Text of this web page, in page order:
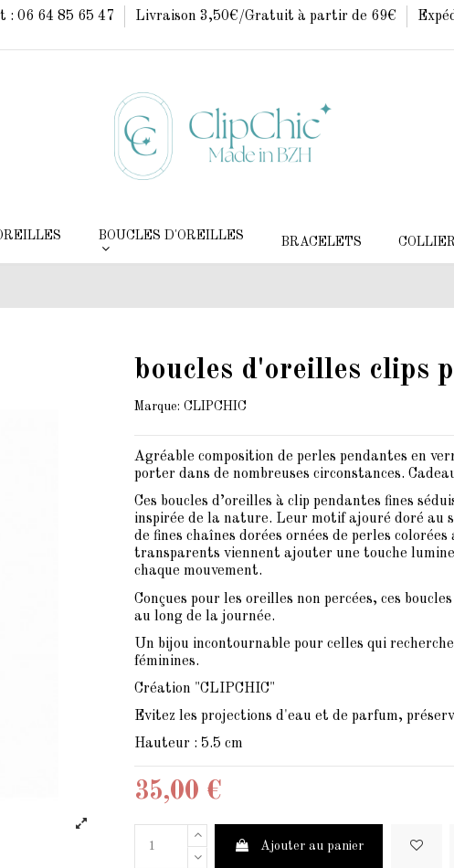
: 06 64 85 65 47 Livraison 3,50€/Gratuit à partir de 69€
BOUCLES D'OREILLES
BRACELETS
boucles d'oreilles clips
Marque: CLIPCHIC
Agréable composition de perles pendantes en
porter dans de nombreuses circonstances.
Ces boucles d’oreilles à clip pendantes fines
inspirée de la nature. Leur motif ajouré doré au
de fines chaînes dorées ornées de perles
transparents viennent ajouter une touche
chaque mouvement.
Conçues pour les oreilles non percées, ces
au long de la journée.
Un bijou incontournable pour celles qui
féminines.
Création "CLIPCHIC"
Evitez les projections d'eau et de parfum,
Hauteur : 5.5 cm
35,00 €
Ajouter au panier